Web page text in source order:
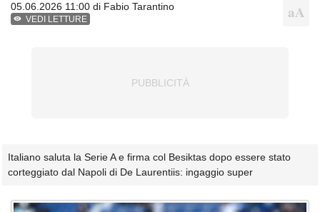
05.06.2026 11:00 di Fabio Tarantino
VEDI LETTURE
Italiano saluta la Serie A e firma col Besiktas dopo essere stato
corteggiato dal Napoli di De Laurentiis: ingaggio super